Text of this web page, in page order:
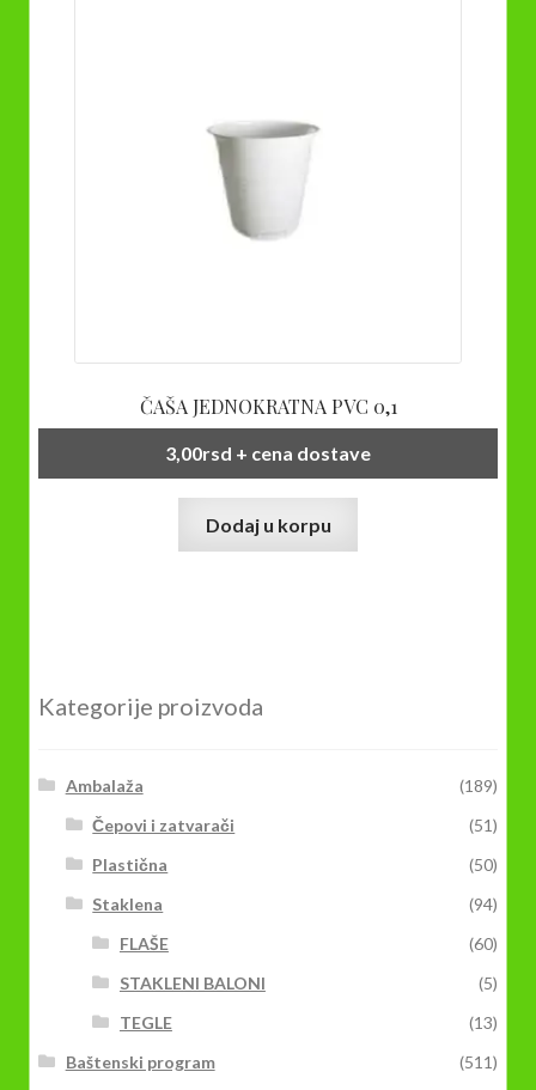
ČAŠA JEDNOKRATNA PVC 0,1
3,00rsd + cena dostave
Dodaj u korpu
Kategorije proizvoda
Ambalaža
(189)
Čepovi i zatvarači
(51)
Plastična
(50)
Staklena
(94)
FLAŠE
(60)
STAKLENI BALONI
(5)
TEGLE
(13)
Baštenski program
(511)